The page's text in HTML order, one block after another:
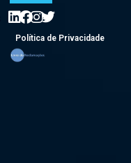
Política de Privacidade